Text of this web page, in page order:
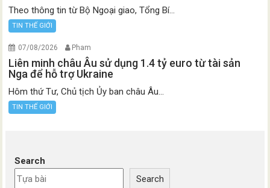
Theo thông tin từ Bộ Ngoại giao, Tổng Bí...
TIN THẾ GIỚI
07/08/2026 Pham
Liên minh châu Âu sử dụng 1.4 tỷ euro từ tài sản
Nga để hỗ trợ Ukraine
Hôm thứ Tư, Chủ tịch Ủy ban châu Âu...
TIN THẾ GIỚI
Search
Search